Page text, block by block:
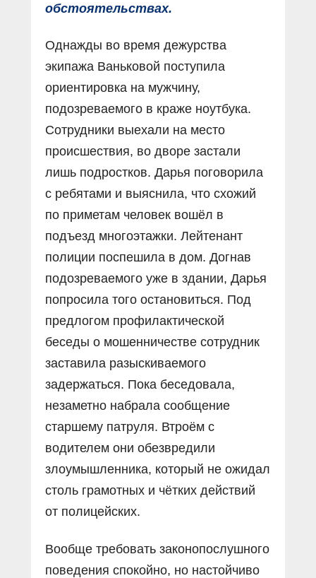
обстоятельствах.
Однажды во время дежурства
экипажа Ваньковой поступила
ориентировка на мужчину,
подозреваемого в краже ноутбука.
Сотрудники выехали на место
происшествия, во дворе застали
лишь подростков. Дарья поговорила
с ребятами и выяснила, что схожий
по приметам человек вошёл в
подъезд многоэтажки. Лейтенант
полиции поспешила в дом. Догнав
подозреваемого уже в здании, Дарья
попросила того остановиться. Под
предлогом профилактической
беседы о мошенничестве сотрудник
заставила разыскиваемого
задержаться. Пока беседовала,
незаметно набрала сообщение
старшему патруля. Втроём с
водителем они обезвредили
злоумышленника, который не ожидал
столь грамотных и чётких действий
от полицейских.
Вообще требовать законопослушного
поведения спокойно, но настойчиво